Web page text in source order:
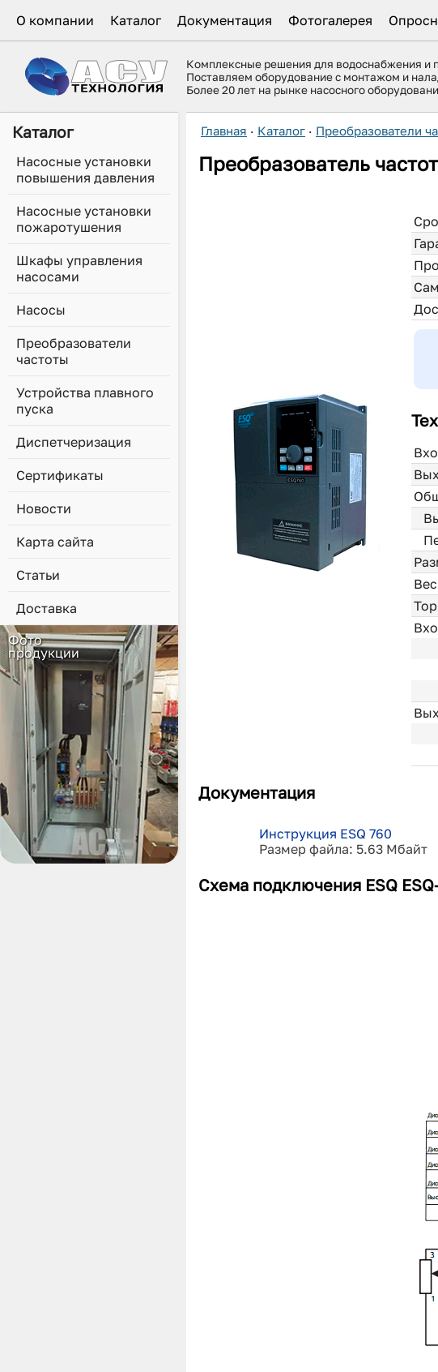
О компании Каталог Документация Фотогалерея
Комплексные решения для водоснабжения и
Поставляем оборудование с монтажом и
Более 20 лет на рынке насосного
Каталог
Насосные установки
повышения давления
Насосные установки
пожаротушения
Шкафы управления
насосами
Насосы
Преобразователи
частоты
Устройства плавного
пуска
Диспетчеризация
Сертификаты
Новости
Карта сайта
Статьи
Доставка
Фото
продукции
Главная · Каталог · Преобразователи
Преобразователь
Документация
Инструкция ESQ 760
Размер файла: 5.63 Мбайт
Схема подключения ESQ